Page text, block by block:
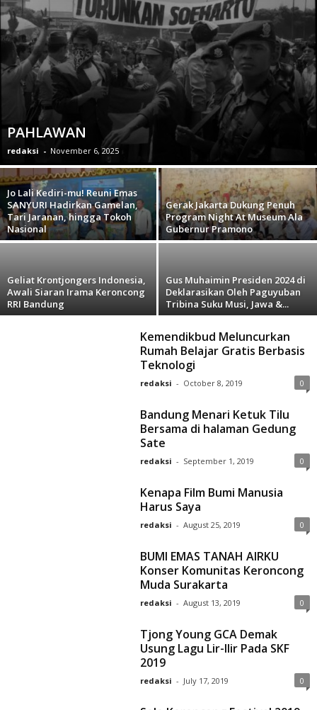
PAHLAWAN
redaksi - November 6, 2025
Jo Lali Kediri-mu! Reuni Emas
SANYURI Hadirkan Gamelan,
Tari Jaranan, hingga Tokoh
Nasional
Gerak Jakarta Dukung Penuh
Program Night At Museum Ala
Gubernur Pramono
Geliat Krontjongers Indonesia,
Awali Siaran Irama Keroncong
RRI Bandung
Gus Muhaimin Presiden 2024 di
Deklarasikan Oleh Paguyuban
Tribina Suku Musi, Jawa &...
Kemendikbud Meluncurkan
Rumah Belajar Gratis Berbasis
Teknologi
redaksi - October 8, 2019 0
Bandung Menari Ketuk Tilu
Bersama di halaman Gedung
Sate
redaksi - September 1, 2019 0
Kenapa Film Bumi Manusia
Harus Saya
redaksi - August 25, 2019 0
BUMI EMAS TANAH AIRKU
Konser Komunitas Keroncong
Muda Surakarta
redaksi - August 13, 2019 0
Tjong Young GCA Demak
Usung Lagu Lir-Ilir Pada SKF
2019
redaksi - July 17, 2019 0